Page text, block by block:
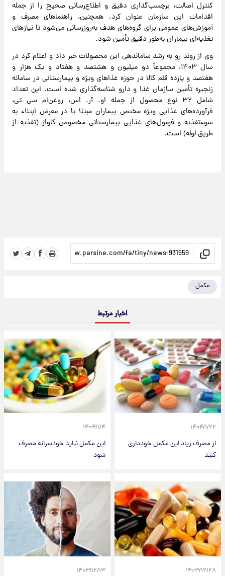
کنترل اصالت، برچسب‌گذاری دقیق و اطلاع‌رسانی صحیح را از جمله
اقدامات این سازمان عنوان کرد. همچنین، راهنما‌های مصرف و
آموزش‌های عمومی برای گروه‌های هدف به‌روزرسانی می‌شود تا نیاز‌های
تغذیه‌ای بیماران به‌طور دقیق تأمین شود.
وی از روند رو به رشد ساماندهی این محصولات خبر داد و اعلام کرد در
سال ۱۴۰۳، مجموعاً دو میلیون و هشتصد و هفتاد و یک هزار و
هفتصد و یازده قلم کالا در حوزه غذا‌های ویژه و بیمارستانی در سامانه
زنجیره تأمین سازمان غذا و دارو شناسه‌گذاری شده است. این تعداد
شامل ۳۲ نوع محصول از جمله او. آر. اس، روغن‌ام سی تی،
فرآورده‌های غذایی ویژه مختص بیماران مبتلا یا در معرض ابتلاء به
سوءتغذیه و فرمول‌های غذایی بیمارستانی مخصوص گاواژ (تغذیه از
طریق لوله) است.
مکمل
اخبار مرتبط
۱۴۰۴/۱/۲۲
از مصرف زیاد این مکمل خودداری
کنید
۱۴۰۴/۱/۴
این مکمل نباید خودسرانه مصرف
شود
۱۴۰۳/۱۲/۲۸ ۱۴۰۳/۱۲/۱۳